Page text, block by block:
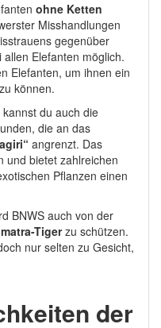
ohne Ketten
Misshandlungen
gegenüber
Elefanten möglich.
Elefanten, um ihnen ein
können.
du auch die
die an das
angrenzt. Das
und bietet zahlreichen
Pflanzen einen
BNWS auch von der
Tigerzu schützen.
nur selten zu Gesicht,
der